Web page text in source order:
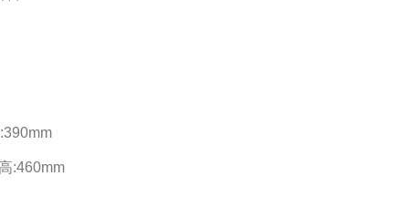
:460mm